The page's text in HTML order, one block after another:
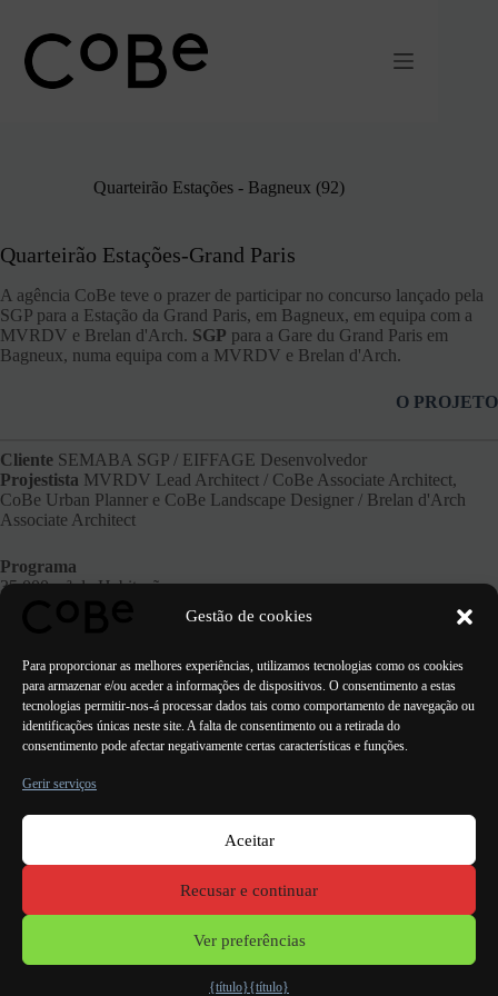
Gestão de cookies
Para proporcionar as melhores experiências, utilizamos tecnologias como os cookies
para armazenar e/ou aceder a informações de dispositivos. O consentimento a estas
tecnologias permitir-nos-á processar dados tais como comportamento de navegação ou
identificações únicas neste site. A falta de consentimento ou a retirada do
consentimento pode afectar negativamente certas características e funções.
Gerir serviços
Aceitar
Recusar e continuar
Ver preferências
{título}{título}
conteúdo
Quarteirão Estações - Bagneux (92)
Quarteirão Estações-Grand Paris
A agência CoBe teve o prazer de participar no concurso lançado pela
SGP para a Estação da Grand Paris, em Bagneux, em equipa com a
MVRDV e Brelan d'Arch. SGP para a Gare du Grand Paris em
Bagneux, numa equipa com a MVRDV e Brelan d'Arch.
O PROJETO
Cliente SEMABA SGP / EIFFAGE Desenvolvedor
Projestista MVRDV Lead Architect / CoBe Associate Architect,
CoBe Urban Planner e CoBe Landscape Designer / Brelan d'Arch
Associate Architect
Programa
35.000 m² de Habitação
ANTERIOR PRÓXIMO
Lorient Porto Lisboa Valência
Mençõeslegais